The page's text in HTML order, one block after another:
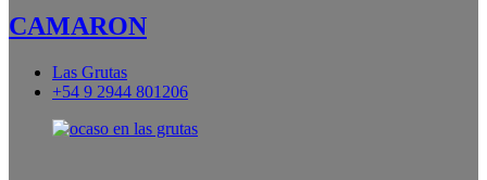
CAMARON
Las Grutas
+54 9 2944 801206